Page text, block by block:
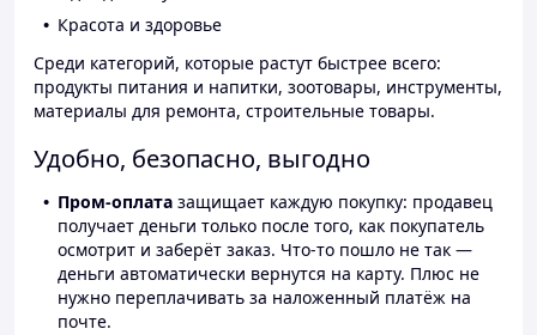
Красота и здоровье
Среди категорий, которые растут быстрее всего:
продукты питания и напитки, зоотовары, инструменты,
материалы для ремонта, строительные товары.
Удобно, безопасно, выгодно
Пром-оплата защищает каждую покупку: продавец
получает деньги только после того, как покупатель
осмотрит и заберёт заказ. Что-то пошло не так —
деньги автоматически вернутся на карту. Плюс не
нужно переплачивать за наложенный платёж на
почте.